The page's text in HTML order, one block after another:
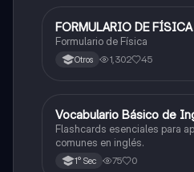
Física
FORMULARIO DE FÍSICA
Formulario de Física
Otros 1,302 45
VInglés
Vocabulario Básico de
Flashcards esenciales para
comunes en inglés.
1° Sec 75 0